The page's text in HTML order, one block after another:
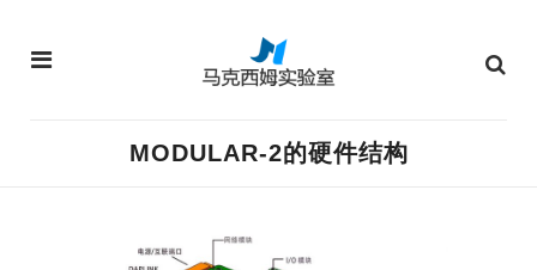
MODULAR-2的硬件结构